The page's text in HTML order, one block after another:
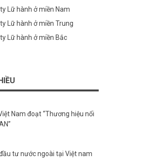
Lữ hành ở miền Nam
Lữ hành ở miền Trung
Lữ hành ở miền Bắc
Nam đoạt “Thương hiệu nổi
tư nước ngoài tại Việt nam